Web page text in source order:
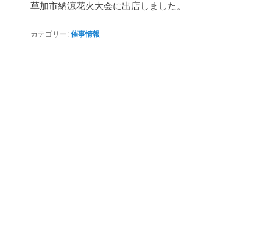
草加市納涼花火大会に出店しました。
カテゴリー: 催事情報